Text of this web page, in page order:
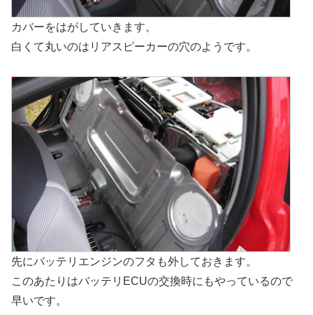
カバーをはがしていきます。
白くて丸いのはリアスピーカーの穴のようです。
先にバッテリエンジンのフタも外しておきます。
このあたりはバッテリECUの交換時にもやっているので
早いです。